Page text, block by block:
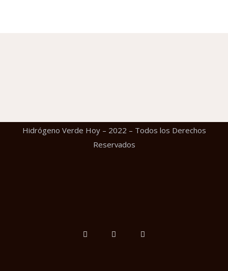
Hidrógeno Verde Hoy – 2022 – Todos los Derechos
Reservados